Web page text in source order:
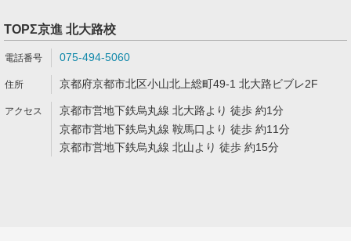
TOPΣ京進 北大路校
075-494-5060
京都府京都市北区小山北上総町49-1 北大路ビブレ2F
京都市営地下鉄烏丸線 北大路より 徒歩 約1分
京都市営地下鉄烏丸線 鞍馬口より 徒歩 約11分
京都市営地下鉄烏丸線 北山より 徒歩 約15分